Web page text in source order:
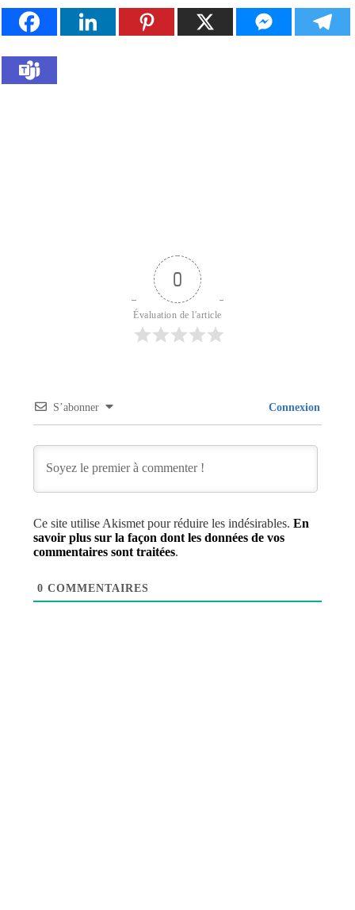
0
Évaluation de l'article
S’abonner Connexion
Ce site utilise Akismet pour réduire les indésirables. En
savoir plus sur la façon dont les données de vos
commentaires sont traitées.
0 COMMENTAIRES